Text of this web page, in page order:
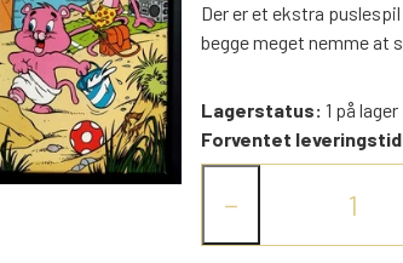
ÆSELSPIL
ALLE DE ANDRE SPIL
SMÅ
TROLDE
Der er et ekstra
begge meget nemme at
Lagerstatus: 1 på lager
Forventet
−